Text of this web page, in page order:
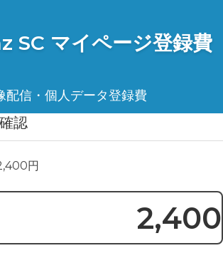
SC マイページ登録費
配信・個人データ登録費
認
円
2,400